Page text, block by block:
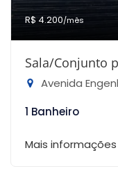
R$ 4.200/mês
Sala/Conjunto
Avenida
1 Banheiro
Mais informações